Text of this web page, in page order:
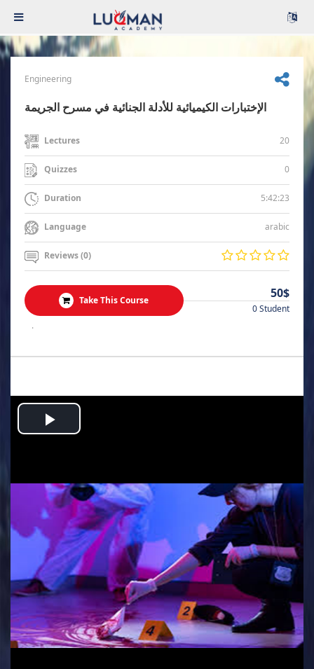
Engineering
الإختبارات الكيميائية للأدلة الجنائية في مسرح الجريمة
Lectures 20
Quizzes 0
Duration 5:42:23
Language arabic
Reviews (0)
Take This Course 50$
0 Student
.
Play